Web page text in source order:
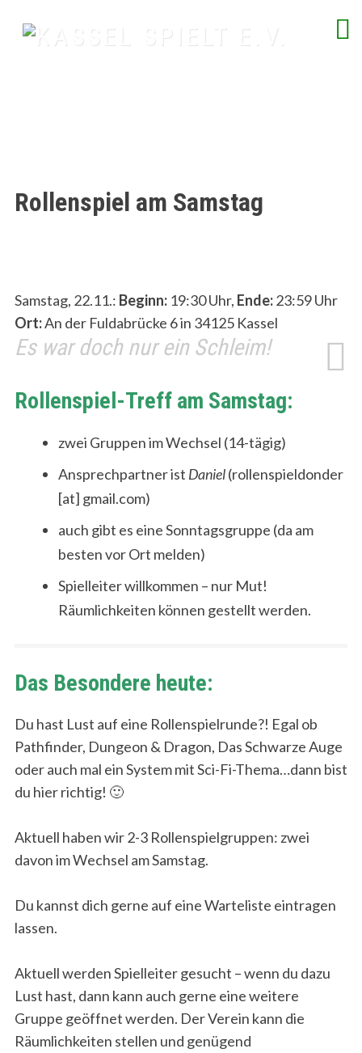
Rollenspiel am Samstag
Samstag, 22.11.: Beginn:19:30 Uhr, Ende:23:59 Uhr
Ort:An der Fuldabrücke 6 in 34125 Kassel
Es war doch nur ein Schleim!
Rollenspiel-Treff am Samstag:
zwei Gruppen im Wechsel (14-tägig)
Ansprechpartner ist Daniel(rollenspieldonder
[at] gmail.com)
auch gibt es eine Sonntagsgruppe (da am
besten vor Ort melden)
Spielleiter willkommen – nur Mut!
Räumlichkeiten können gestellt werden.
Das Besondere heute:
Du hast Lust auf eine Rollenspielrunde?! Egal ob
Pathfinder, Dungeon & Dragon, Das Schwarze Auge
oder auch mal ein System mit Sci-Fi-Thema…dann bist
du hier richtig! 🙂
Aktuell haben wir 2-3 Rollenspielgruppen: zwei
davon im Wechsel am Samstag.
Du kannst dich gerne auf eine Warteliste eintragen
lassen.
Aktuell werden Spielleiter gesucht – wenn du dazu
Lust hast, dann kann auch gerne eine weitere
Gruppe geöffnet werden. Der Verein kann die
Räumlichkeiten stellen und genügend